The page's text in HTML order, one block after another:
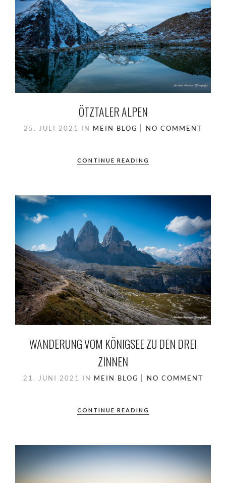
ÖTZTALER ALPEN
25. JULI 2021 IN MEIN BLOG NO COMMENT
CONTINUE READING
WANDERUNG VOM KÖNIGSEE ZU DEN DREI
ZINNEN
21. JUNI 2021 IN MEIN BLOG NO COMMENT
CONTINUE READING